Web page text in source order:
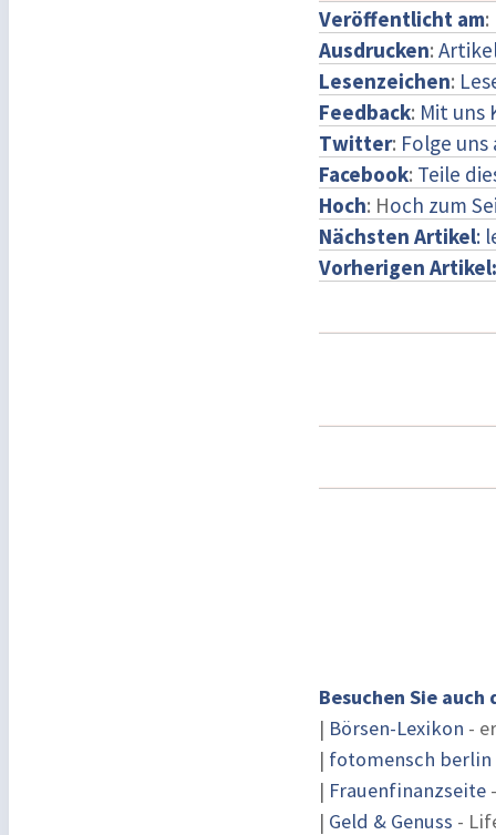
Veröffentlicht am:
Ausdrucken:
Lesenzeichen:
Feedback: Mit uns
Twitter: Folge
Facebook: Teile
Hoch: Hoch zum
Nächsten Artikel:
Vorherigen
Besuchen Sie
| Börsen-Lexikon -
| fotomensch berlin
| Frauenfinanzseite
| Geld & Genuss -